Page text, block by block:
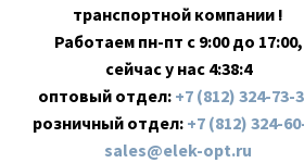
транспортной компании !
Работаем пн-пт с 9:00 до 17:00,
сейчас у нас 4:38:5
оптовый отдел: +7 (812) 324-73-
розничный отдел: +7 (812) 324-
sales@elek-opt.ru